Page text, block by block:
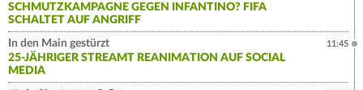
SCHMUTZKAMPAGNE GEGEN INFANTINO? FIFA
SCHALTET AUF ANGRIFF
In den Main gestürzt
25-JÄHRIGER STREAMT REANIMATION AUF SOCIAL
MEDIA
11:45